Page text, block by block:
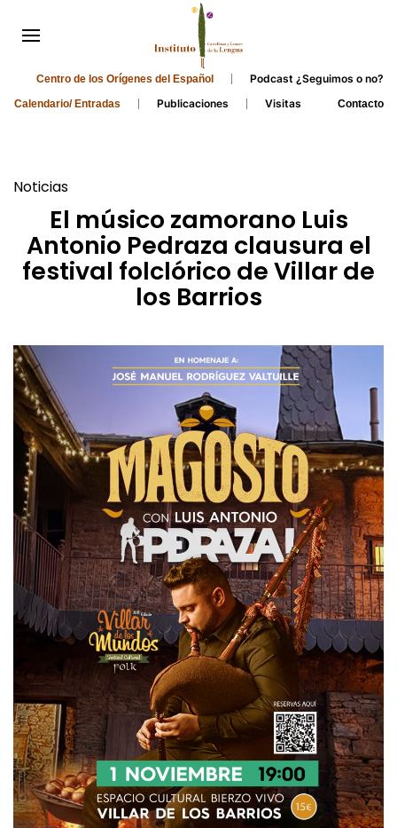
Centro de los Orígenes del Español Podcast ¿Seguimos o no?
Calendario/ Entradas Publicaciones
Visitas
Noticias
El músico zamorano Luis
Antonio Pedraza clausura el
festival folclórico de Villar de